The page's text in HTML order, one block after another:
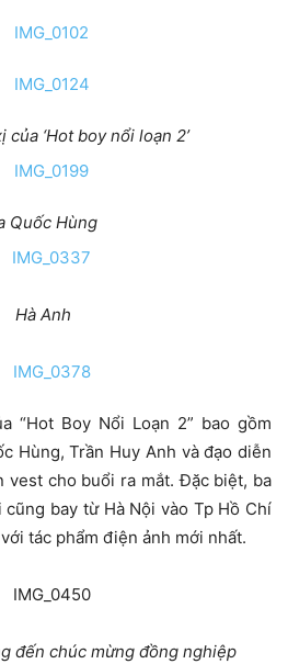
của ‘Hot boy nổi loạn 2’
Quốc Hùng
Hà Anh
“Hot Boy Nổi Loạn 2” bao gồm
Hùng, Trần Huy Anh và đạo diễn
vest cho buổi ra mắt. Đặc biệt, ba
cũng bay từ Hà Nội vào Tp Hồ Chí
tác phẩm điện ảnh mới nhất.
đến chúc mừng đồng nghiệp